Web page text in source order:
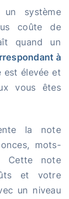
système
coûte de
quand un
à
est élevée et
vous êtes
la note
mots-
Cette note
et votre
un niveau